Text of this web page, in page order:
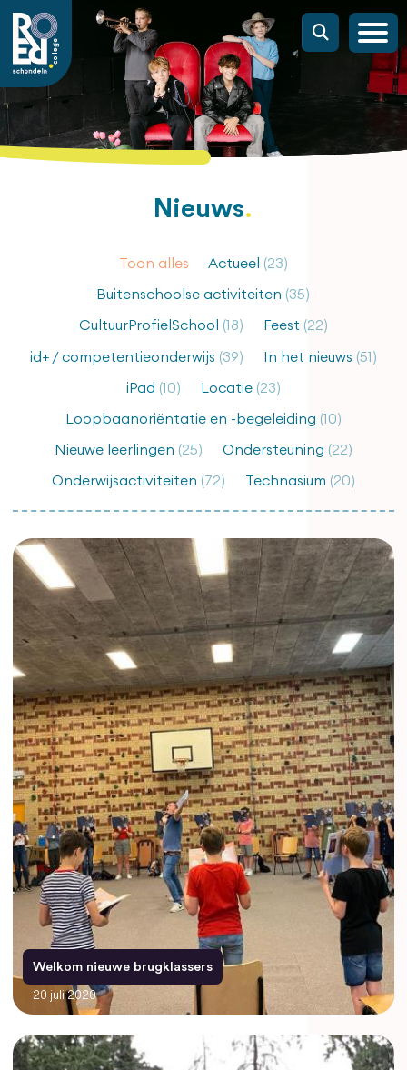
Nieuws
Toon alles Actueel (23)
Buitenschoolse activiteiten (35)
CultuurProfielSchool (18) Feest (22)
id+ / competentieonderwijs (39) In het nieuws (51)
iPad (10) Locatie (23)
Loopbaanoriëntatie en -begeleiding (10)
Nieuwe leerlingen (25) Ondersteuning (22)
Onderwijsactiviteiten (72) Technasium (20)
Welkom nieuwe brugklassers
20 juli 2020